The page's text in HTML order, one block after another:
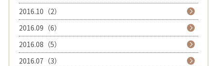
2016.10（2）
2016.09（6）
2016.08（5）
2016.07（3）